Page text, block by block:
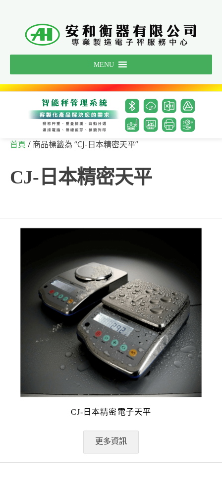
MENU
首頁 / 商品標籤為 “CJ-日本精密天平”
CJ-日本精密天平
CJ-日本精密電子天平
更多資訊